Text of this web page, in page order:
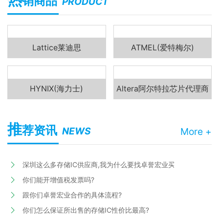
Lattice莱迪思 ATMEL(爱特梅尔)
HYNIX(海力士) Altera阿尔特拉芯片代理商
推荐资讯 NEWS More +
深圳这么多存储IC供应商,我为什么要找卓誉宏业买?
你们能开增值税发票吗?
跟你们卓誉宏业合作的具体流程?
你们怎么保证所出售的存储IC性价比最高?